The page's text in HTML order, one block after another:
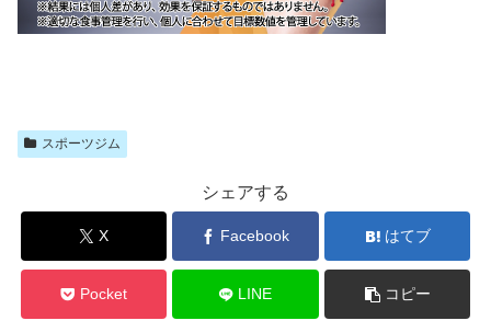
スポーツジム
シェアする
X Facebook はてブ
Pocket LINE コピー